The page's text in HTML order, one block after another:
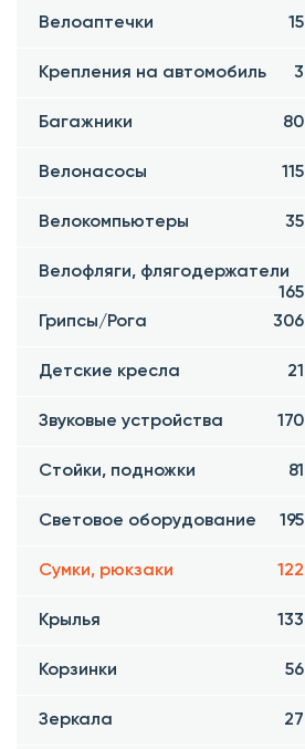
Велоаптечки 15
Крепления на автомобиль 3
Багажники 80
Велонасосы 115
Велокомпьютеры 35
Велофляги, флягодержатели
165
Грипсы/Рога
306
Детские кресла 21
Звуковые устройства 170
Стойки, подножки 81
Световое оборудование 195
Сумки, рюкзаки 122
Крылья 133
Корзинки 56
Зеркала 27